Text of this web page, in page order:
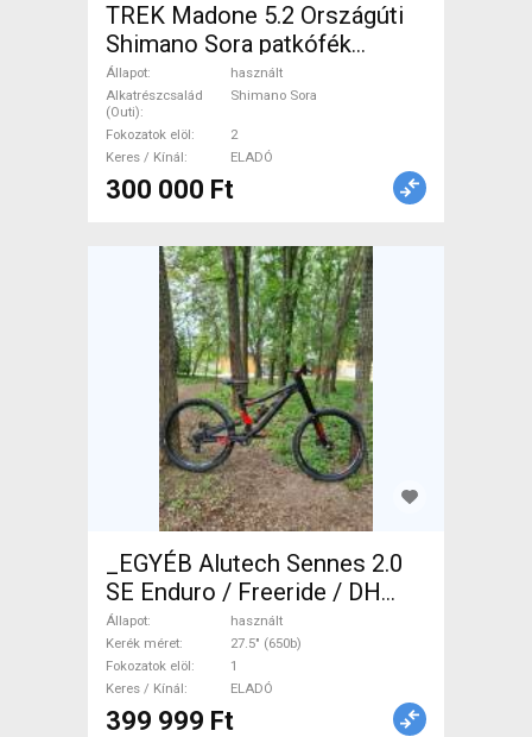
TREK Madone 5.2 Országúti
Shimano Sora patkófék
használt ELADÓ
Állapot
használt
Alkatrészcsalád
(Outi)
Shimano Sora
Fokozatok elöl
2
Keres / Kínál
ELADÓ
300 000 Ft
_EGYÉB Alutech Sennes 2.0
SE Enduro / Freeride / DH
27.5" (650b) használt ELADÓ
Állapot
használt
Kerék méret
27.5" (650b)
Fokozatok elöl
1
Keres / Kínál
ELADÓ
399 999 Ft